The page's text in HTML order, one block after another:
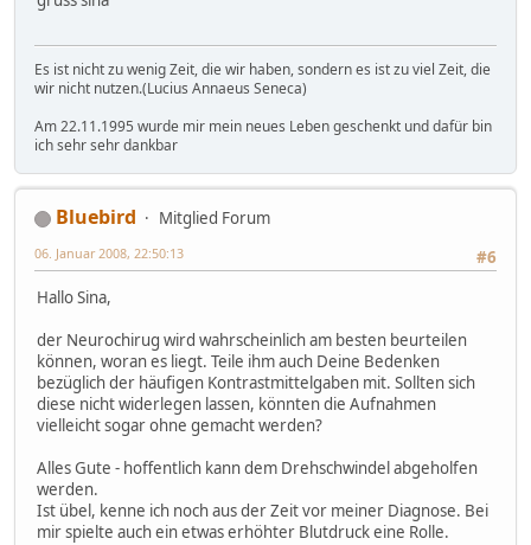
Es ist nicht zu wenig Zeit, die wir haben, sondern es ist zu viel Zeit, die
wir nicht nutzen.(Lucius Annaeus Seneca)
Am 22.11.1995 wurde mir mein neues Leben geschenkt und dafür bin
ich sehr sehr dankbar
Bluebird
Mitglied Forum
#6
06. Januar 2008, 22:50:13
Hallo Sina,
der Neurochirug wird wahrscheinlich am besten beurteilen
können, woran es liegt. Teile ihm auch Deine Bedenken
bezüglich der häufigen Kontrastmittelgaben mit. Sollten sich
diese nicht widerlegen lassen, könnten die Aufnahmen
vielleicht sogar ohne gemacht werden?
Alles Gute - hoffentlich kann dem Drehschwindel abgeholfen
werden.
Ist übel, kenne ich noch aus der Zeit vor meiner Diagnose. Bei
mir spielte auch ein etwas erhöhter Blutdruck eine Rolle.